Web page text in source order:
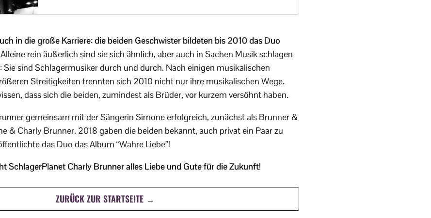
in die große Karriere: die beiden Geschwister bildeten bis 2010 das Duo
Alleine rein äußerlich sind sie sich ähnlich, aber auch in Sachen Musik schlagen
Sie sind Schlagermusiker durch und durch. Nach einigen musikalischen
Streitigkeiten trennten sich 2010 nicht nur ihre musikalischen Wege.
dass sich die beiden, zumindest als Brüder, vor kurzem versöhnt haben.
gemeinsam mit der Sängerin Simone erfolgreich, zunächst als Brunner &
& Charly Brunner. 2018 gaben die beiden bekannt, auch privat ein Paar zu
das Duo das Album “Wahre Liebe”!
SchlagerPlanet Charly Brunner alles Liebe und Gute für die Zukunft!
ZURÜCK ZUR STARTSEITE →